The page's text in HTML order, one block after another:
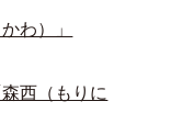
わ）」
西（もりに